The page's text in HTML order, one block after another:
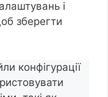
і
зберегти
конфігурації